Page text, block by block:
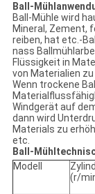
Ball-
Ball-Mühle wird
Mineral, Zement,
reiben, hat etc.-
nass
Flüssigkeit in
von Materialien
Wenn trockene
Windgerät auf
dann wird
Materials zu
etc.
Ball-
Modell
(r/